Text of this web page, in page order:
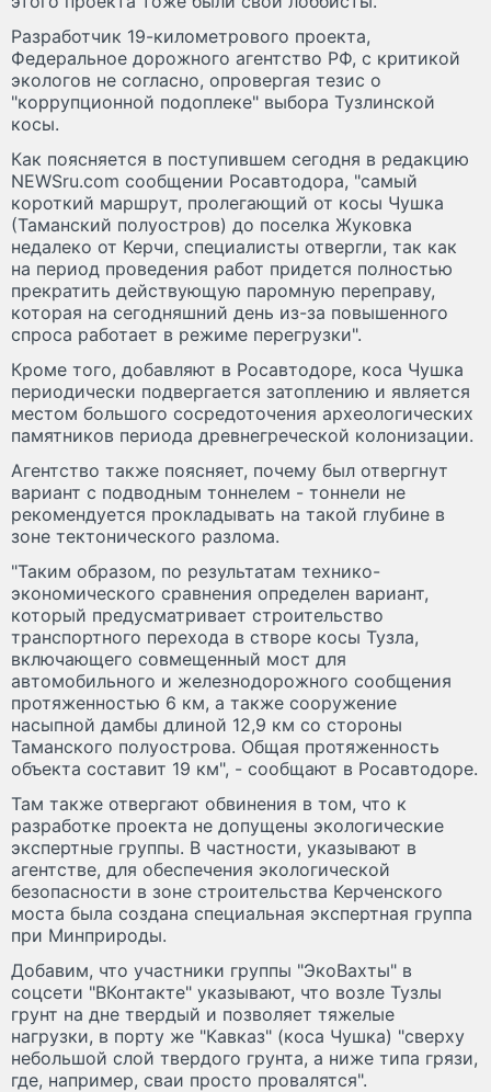
Разработчик 19-километрового проекта,
Федеральное дорожного агентство РФ, с критикой
экологов не согласно, опровергая тезис о
"коррупционной подоплеке" выбора Тузлинской
косы.
Как поясняется в поступившем сегодня в редакцию
NEWSru.com сообщении Росавтодора, "самый
короткий маршрут, пролегающий от косы Чушка
(Таманский полуостров) до поселка Жуковка
недалеко от Керчи, специалисты отвергли, так как
на период проведения работ придется полностью
прекратить действующую паромную переправу,
которая на сегодняшний день из-за повышенного
спроса работает в режиме перегрузки".
Кроме того, добавляют в Росавтодоре, коса Чушка
периодически подвергается затоплению и является
местом большого сосредоточения археологических
памятников периода древнегреческой колонизации.
Агентство также поясняет, почему был отвергнут
вариант с подводным тоннелем - тоннели не
рекомендуется прокладывать на такой глубине в
зоне тектонического разлома.
"Таким образом, по результатам технико-
экономического сравнения определен вариант,
который предусматривает строительство
транспортного перехода в створе косы Тузла,
включающего совмещенный мост для
автомобильного и железнодорожного сообщения
протяженностью 6 км, а также сооружение
насыпной дамбы длиной 12,9 км со стороны
Таманского полуострова. Общая протяженность
объекта составит 19 км", - сообщают в Росавтодоре.
Там также отвергают обвинения в том, что к
разработке проекта не допущены экологические
экспертные группы. В частности, указывают в
агентстве, для обеспечения экологической
безопасности в зоне строительства Керченского
моста была создана специальная экспертная группа
при Минприроды.
Добавим, что участники группы "ЭкоВахты" в
соцсети "ВКонтакте" указывают, что возле Тузлы
грунт на дне твердый и позволяет тяжелые
нагрузки, в порту же "Кавказ" (коса Чушка) "сверху
небольшой слой твердого грунта, а ниже типа грязи,
где, например, сваи просто провалятся".